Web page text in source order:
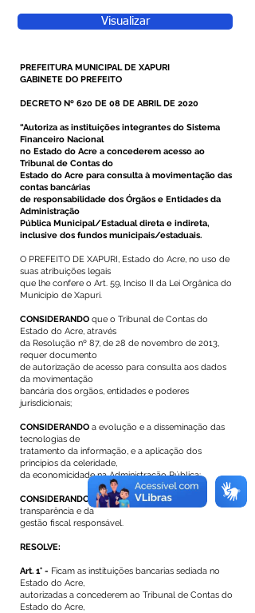
Visualizar
PREFEITURA MUNICIPAL DE XAPURI
GABINETE DO PREFEITO
DECRETO Nº 620 DE 08 DE ABRIL DE 2020
“Autoriza as instituições integrantes do Sistema
Financeiro Nacional
no Estado do Acre a concederem acesso ao
Tribunal de Contas do
Estado do Acre para consulta à movimentação das
contas bancárias
de responsabilidade dos Órgãos e Entidades da
Administração
Pública Municipal/Estadual direta e indireta,
inclusive dos fundos municipais/estaduais.
O PREFEITO DE XAPURI, Estado do Acre, no uso de
suas atribuições legais
que lhe confere o Art. 59, Inciso II da Lei Orgânica do
Município de Xapuri.
CONSIDERANDO que o Tribunal de Contas do
Estado do Acre, através
da Resolução nº 87, de 28 de novembro de 2013,
requer documento
de autorização de acesso para consulta aos dados
da movimentação
bancária dos orgãos, entidades e poderes
jurisdicionais;
CONSIDERANDO a evolução e a disseminação das
tecnologias de
tratamento da informação, e a aplicação dos
principios da celeridade,
da economicidade na Administração Pública;
CONSIDERANDO
o primado do principio da
transparência e da
gestão fiscal responsável.
RESOLVE:
Art. 1° - Ficam as instituições bancarias sediada no
Estado do Acre,
autorizadas a concederem ao Tribunal de Contas do
Estado do Acre,